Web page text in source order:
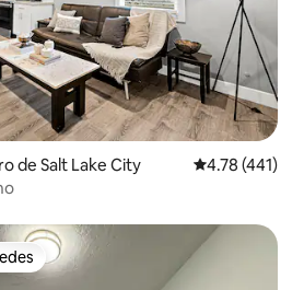
de Salt Lake City Calificación
4.78 (441)